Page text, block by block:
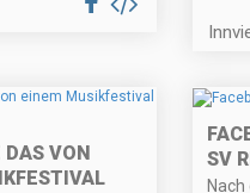
VON
SV